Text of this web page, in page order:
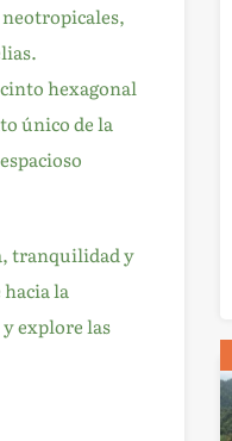
hexagonal
único de la
tranquilidad y
la
explore las